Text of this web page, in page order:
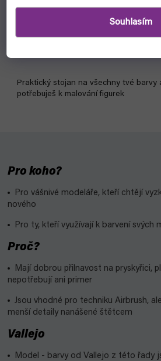
Souhlasím
Praktický stojan na všechny tvé barvy
potřebuješ k malování figurek
Pro koho?
Pro vášnivé modeláře, kteří chtějí
nového
Pro ty, kteří využívají k barvení svých
Proč?
Mají dobrou přilnavost na pryskyřici,
nepotřebují ani primer
Jsou vhodné pro techniku Airbrush,
menší detaily nanášené štětcem
Vallejo
Model - barvy od Vallejo z této řady